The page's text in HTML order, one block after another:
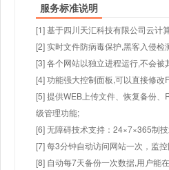
服务标准说明
[1] 基于四川天汇科技有限公司云计
[2] 实时文件防病毒保护,黑客入侵
[3] 各个网站以独立进程运行,不会
[4] 功能强大控制面板,可以直接修
[5] 提供WEB上传文件、恢复备份
级管理功能;
[6] 无障碍技术支持：24×7×365制技
[7] 每3分钟自动访问网站一次，监
[8] 自动每7天备份一次数据,用户能